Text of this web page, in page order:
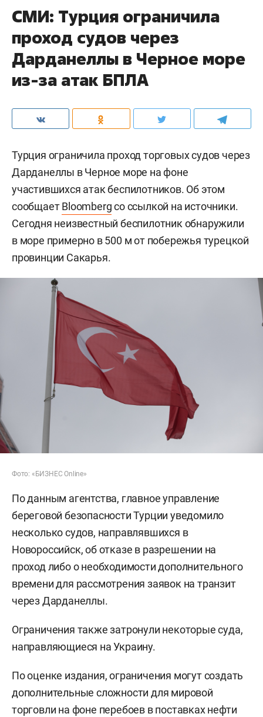
СМИ: Турция ограничила
проход судов через
Дарданеллы в Черное море
из-за атак БПЛА
Турция ограничила проход торговых судов через
Дарданеллы в Черное море на фоне
участившихся атак беспилотников. Об этом
сообщаетBloombergсо ссылкой на источники.
Сегодня неизвестный беспилотник обнаружили
в море примерно в 500 м от побережья турецкой
провинции Сакарья.
Фото: «БИЗНЕС Online»
По данным агентства, главное управление
береговой безопасности Турции уведомило
несколько судов, направлявшихся в
Новороссийск, об отказе в разрешении на
проход либо о необходимости дополнительного
времени для рассмотрения заявок на транзит
через Дарданеллы.
Ограничения также затронули некоторые суда,
направляющиеся на Украину.
По оценке издания, ограничения могут создать
дополнительные сложности для мировой
торговли на фоне перебоев в поставках нефти